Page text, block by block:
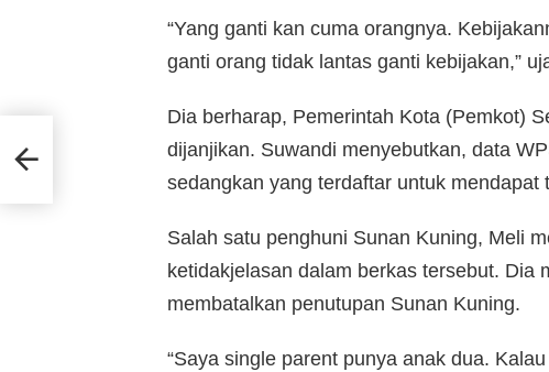
“Yang ganti kan cuma orangnya.
ganti orang tidak lantas ganti kebijakan,”
Dia berharap, Pemerintah Kota (Pemkot)
dijanjikan. Suwandi menyebutkan, data
sedangkan yang terdaftar untuk mendapat
Salah satu penghuni Sunan Kuning, Meli
ketidakjelasan dalam berkas tersebut. Dia
membatalkan penutupan Sunan Kuning.
“Saya single parent punya anak dua.